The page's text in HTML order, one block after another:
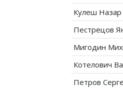
Кулеш Назар
Пестрецов
Мигодин
Котелович
Петров